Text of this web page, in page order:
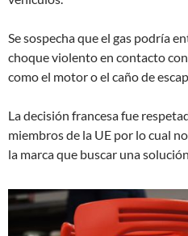
Se sospecha que el gas podría
choque violento en contacto
como el motor o el caño de
La decisión francesa fue
miembros de la UE por lo cual
la marca que buscar una